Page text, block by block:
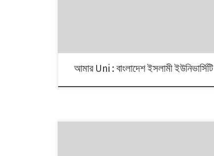
আমার Uni : বাংলাদেশ ইসলামী ইউনিভার্সিটি